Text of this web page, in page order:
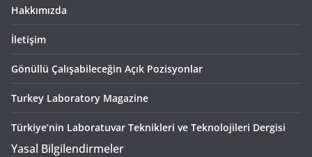
Hakkımızda
İletişim
Gönüllü Çalışabileceğin Açık Pozisyonlar
Turkey Laboratory Magazine
Türkiye’nin Laboratuvar Teknikleri ve Teknolojileri Dergisi
Yasal Bilgilendirmeler